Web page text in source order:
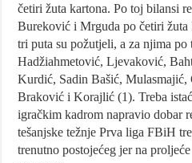
četiri žuta kartona. Po toj bilansi
Bureković i Mrguda po četiri
tri puta su požutjeli, a za njima po
Hadžiahmetović, Ljevaković,
Kurdić, Sadin Bašić, Mulasmajić,
Braković i Korajlić (1). Treba
igračkim kadrom napravio dobar
tešanjske težnje Prva liga FBiH
trenutno postojećeg jer na